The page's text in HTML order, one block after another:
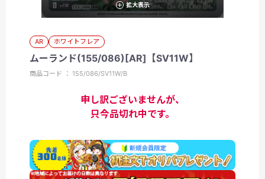
拡大表示
AR ホワイトフレア
ムーランド(155/086)[AR]【SV11W】
商品コード ： 155/086/SV11W/B
申し訳ございませんが、
只今品切れ中です。